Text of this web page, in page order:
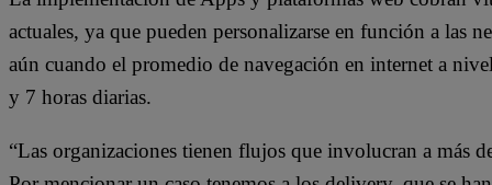
actuales, ya que pueden personalizarse en función a las
aún cuando el promedio de navegación en internet a
y 7 horas diarias.
“Las organizaciones tienen flujos que involucran a más